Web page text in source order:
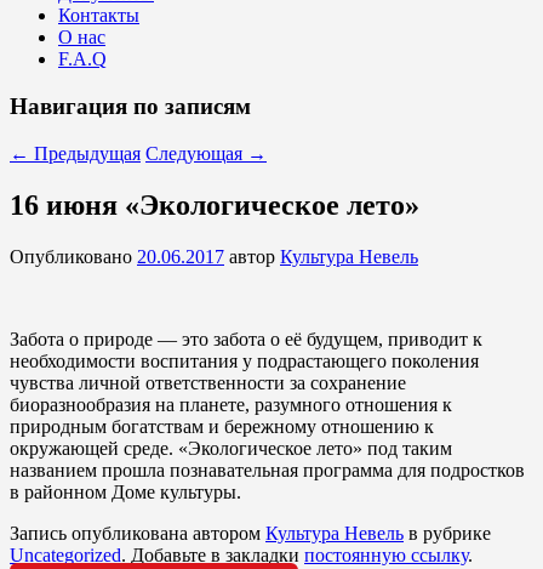
Контакты
О нас
F.A.Q
Навигация по записям
← Предыдущая Следующая →
16 июня «Экологическое лето»
Опубликовано 20.06.2017 автор Культура Невель
Забота о природе — это забота о её будущем, приводит к
необходимости воспитания у подрастающего поколения
чувства личной ответственности за сохранение
биоразнообразия на планете, разумного отношения к
природным богатствам и бережному отношению к
окружающей среде. «Экологическое лето» под таким
названием прошла познавательная программа для подростков
в районном Доме культуры.
Запись опубликована автором Культура Невель в рубрике
Uncategorized. Добавьте в закладки постоянную ссылку.